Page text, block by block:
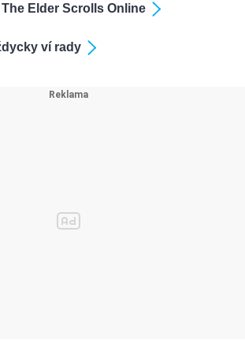
Elder Scrolls Online
ví rady